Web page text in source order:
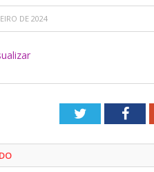
DE 2024
Twitter